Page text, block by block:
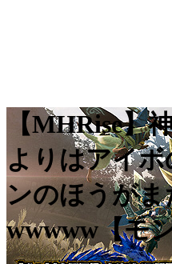
【MHRise】
よりはアイ
ンのほうが
wwwww【モ